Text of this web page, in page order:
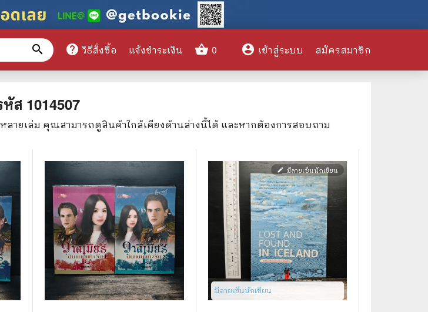
หัส 1014507
ลายเล่ม คุณสามารถดูสินค้าใกล้เคียงด้านล่างนี้ได้ และหากต้องการสอบถาม
edit มีลายเซ็นนักเขียน
มีลายเซ็นนักเขียน
search help วิธีสั่งซื้อ แจ้งชำระเงิน shopping_basket 0 account_circle เข้าสู่ระบบ สมัครสมาชิก
ดหมู่สินค้า
📕 นิตยสาร
📺 เรื่องย่อละครโทรทัศน์
นิตยสารดารารุ่นเก่า
แฟนคลับดารา
เรื่องย่อซีรี่ย์ต่างประเทศ
🌍 ทั่วไปและวาไรตี้
🤡 เรื่องสั้น ขำขัน
🎨 ศิลปะและการออกแบบ
🎨 Art and Design
🤹‍♀️ Humor & Entertainment
🏝️ Survival & Emergency
Preparedness
🦸‍♂️ Comics & Graphic Novels
🏺 Historical & Political
🌠 Astrology
⛪ Religion